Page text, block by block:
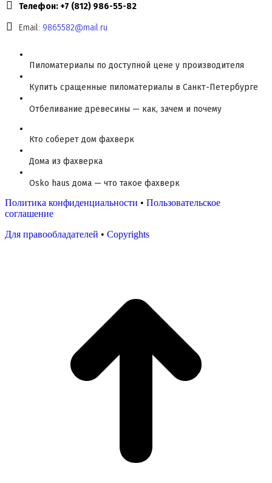
Телефон: +7 (812) 986-55-82
Email: 9865582@mail.ru
Пиломатериалы по доступной цене у производителя
Купить сращенные пиломатериалы в Санкт-Петербурге
Отбеливание древесины — как, зачем и почему
Кто соберет дом фахверк
Дома из фахверка
Osko haus дома — что такое фахверк
Политика конфиденциальности • Пользовательское
соглашение
Для правообладателей • Copyrights